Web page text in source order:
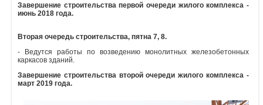
Кабинет
Завершение строительства первой очереди жилого комплекса -
июнь 2018 года.
Вторая очередь строительства, пятна 7, 8.
- Ведутся работы по возведению монолитных железобетонных
каркасов зданий.
Завершение строительства второй очереди жилого комплекса -
март 2019 года.